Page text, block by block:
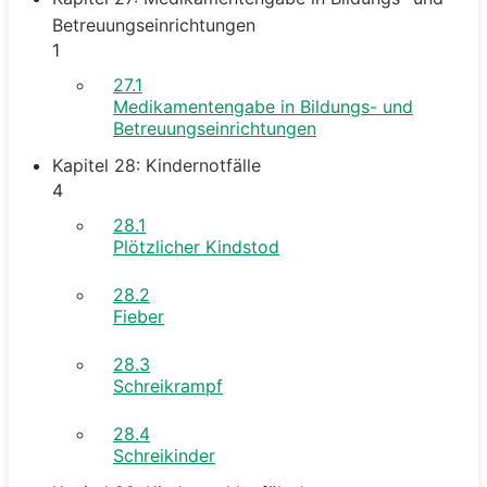
Betreuungseinrichtungen
1
27.1
Medikamentengabe in Bildungs- und
Betreuungseinrichtungen
Kapitel 28: Kindernotfälle
4
28.1
Plötzlicher Kindstod
28.2
Fieber
28.3
Schreikrampf
28.4
Schreikinder